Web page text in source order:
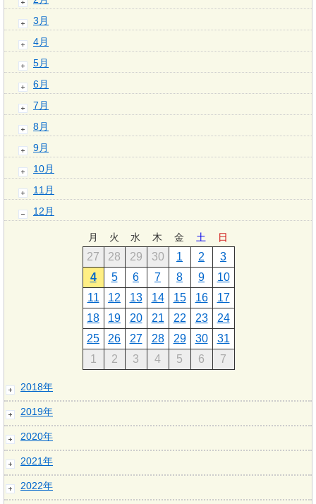
3月
4月
5月
6月
7月
8月
9月
10月
11月
12月
月 火 水 木 金 土 日
27 28 29 30 1 2
3
4
5 6 7 8 9
10
11
12 13 14 15 16
17
18
19 20 21 22 23
24
25
26 27 28 29 30
31
1
2 3 4 5 6 7
2018年
2019年
2020年
2021年
2022年